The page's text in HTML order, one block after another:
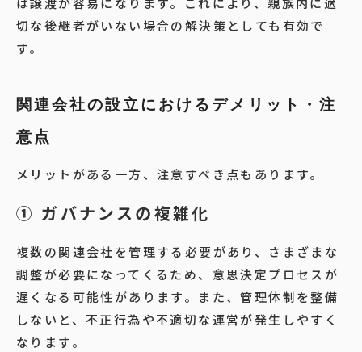
切な後継者がいない場合の解決策としても有効で
す。
関連会社の設立におけるデメリット・注
意点
メリットがある一方、注意すべき点もあります。
① ガバナンスの複雑化
複数の関連会社を管理する必要があり、さまざまな
調整が必要になってくるため、意思決定プロセスが
遅くなる可能性があります。また、管理体制を整備
しないと、不正行為や不適切な運営が発生しやすく
なります。